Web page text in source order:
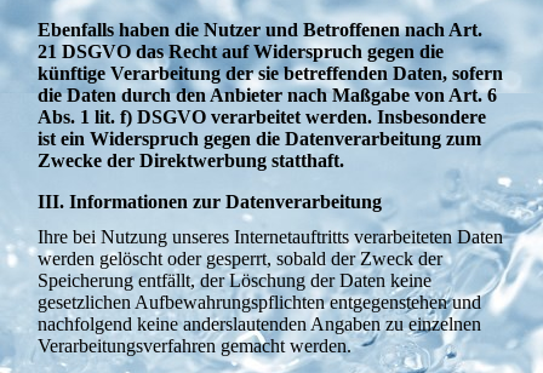
Ebenfalls haben die Nutzer und Betroffenen nach Art.
21 DSGVO das Recht auf Widerspruch gegen die
künftige Verarbeitung der sie betreffenden Daten, sofern
die Daten durch den Anbieter nach Maßgabe von Art. 6
Abs. 1 lit. f) DSGVO verarbeitet werden. Insbesondere
ist ein Widerspruch gegen die Datenverarbeitung zum
Zwecke der Direktwerbung statthaft.
III. Informationen zur Datenverarbeitung
Ihre bei Nutzung unseres Internetauftritts verarbeiteten Daten
werden gelöscht oder gesperrt, sobald der Zweck der
Speicherung entfällt, der Löschung der Daten keine
gesetzlichen Aufbewahrungspflichten entgegenstehen und
nachfolgend keine anderslautenden Angaben zu einzelnen
Verarbeitungsverfahren gemacht werden.